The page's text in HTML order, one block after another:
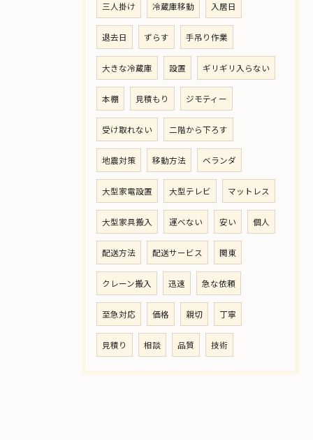
三人掛け 冷蔵庫移動 入居日
退去日 ずらす 手吊り作業
大きな冷蔵庫 設置 ギリギリ入らない
本棚 見積もり ジモティー
受け取れない 二階から下ろす
地震対策 移動方法 ベランダ
大型家電設置 大型テレビ マットレス
大型家具搬入 運べない 安い 個人
配送方法 配送サービス 関東
クレーン搬入 迅速 急な依頼
至急対応 価格 親切 丁寧
見積り 相談 品質 技術